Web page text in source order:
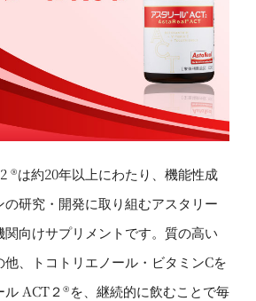
®は約20年以上にわたり、機能性成
研究・開発に取り組むアスタリー
関向けサプリメントです。質の高い
、トコトリエノール・ビタミンCを
ACT２®を、継続的に飲むことで毎